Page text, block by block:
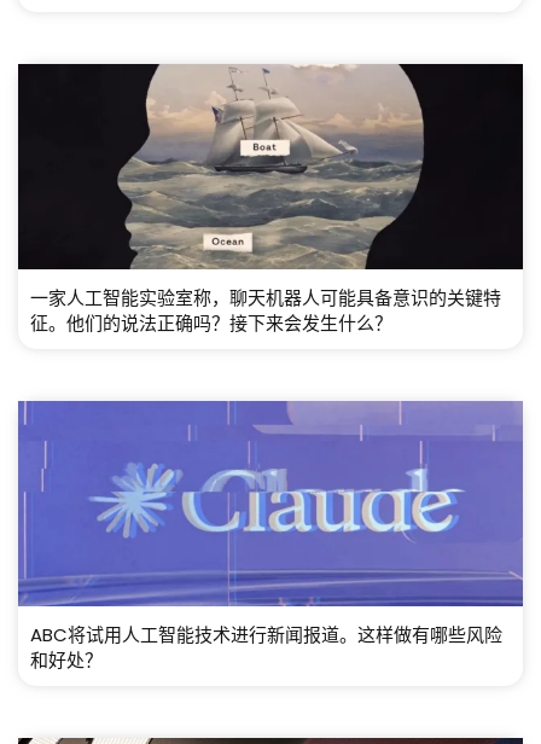
一家人工智能实验室称，聊天机器人可能具备意识的关键特
征。他们的说法正确吗？接下来会发生什么？
ABC将试用人工智能技术进行新闻报道。这样做有哪些风险
和好处？